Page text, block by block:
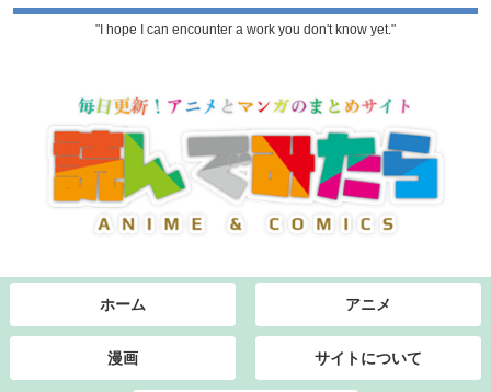
"I hope I can encounter a work you don't know yet."
ホーム アニメ
漫画 サイトについて